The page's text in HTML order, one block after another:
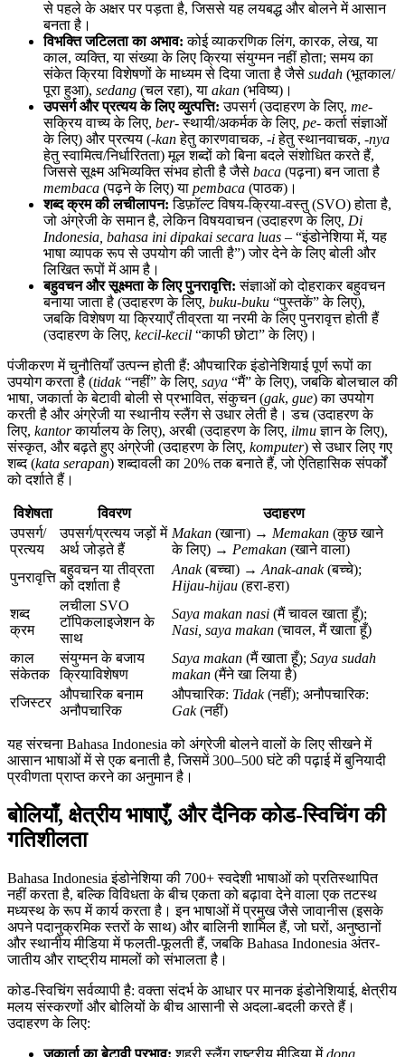
से पहले के अक्षर पर पड़ता है, जिससे यह लयबद्ध और बोलने में आसान
बनता है।
विभक्ति जटिलता का अभाव: कोई व्याकरणिक लिंग, कारक, लेख, या
काल, व्यक्ति, या संख्या के लिए क्रिया संयुग्मन नहीं होता; समय का
संकेत क्रिया विशेषणों के माध्यम से दिया जाता है जैसे sudah (भूतकाल/
पूरा हुआ), sedang (चल रहा), या akan (भविष्य)।
उपसर्ग और प्रत्यय के लिए व्युत्पत्ति: उपसर्ग (उदाहरण के लिए, me-
सक्रिय वाच्य के लिए, ber-स्थायी/अकर्मक के लिए, pe-कर्ता संज्ञाओं
के लिए) और प्रत्यय (-kanहेतु कारणवाचक, -iहेतु स्थानवाचक, -nya
हेतु स्वामित्व/निर्धारितता) मूल शब्दों को बिना बदले संशोधित करते हैं,
जिससे सूक्ष्म अभिव्यक्ति संभव होती है जैसे baca (पढ़ना) बन जाता है
membaca (पढ़ने के लिए) या pembaca (पाठक)।
शब्द क्रम की लचीलापन: डिफ़ॉल्ट विषय-क्रिया-वस्तु (SVO) होता है,
जो अंग्रेजी के समान है, लेकिन विषयवाचन (उदाहरण के लिए, Di
Indonesia, bahasa ini dipakai secara luas – “इंडोनेशिया में, यह
भाषा व्यापक रूप से उपयोग की जाती है”) जोर देने के लिए बोली और
लिखित रूपों में आम है।
बहुवचन और सूक्ष्मता के लिए पुनरावृत्ति: संज्ञाओं को दोहराकर बहुवचन
बनाया जाता है (उदाहरण के लिए, buku-buku “पुस्तकें” के लिए),
जबकि विशेषण या क्रियाएँ तीव्रता या नरमी के लिए पुनरावृत्त होती हैं
(उदाहरण के लिए, kecil-kecil “काफी छोटा” के लिए)।
पंजीकरण में चुनौतियाँ उत्पन्न होती हैं: औपचारिक इंडोनेशियाई पूर्ण रूपों का
उपयोग करता है (tidak“नहीं” के लिए, saya “मैं” के लिए), जबकि बोलचाल की
भाषा, जकार्ता के बेटावी बोली से प्रभावित, संकुचन (gak, gue) का उपयोग
करती है और अंग्रेजी या स्थानीय स्लैंग से उधार लेती है। डच (उदाहरण के
लिए, kantorकार्यालय के लिए), अरबी (उदाहरण के लिए, ilmuज्ञान के लिए),
संस्कृत, और बढ़ते हुए अंग्रेजी (उदाहरण के लिए, komputer) से उधार लिए गए
शब्द (kata serapan) शब्दावली का 20% तक बनाते हैं, जो ऐतिहासिक संपर्कों
को दर्शाते हैं।
विशेषता विवरण
उदाहरण
उपसर्ग/
प्रत्यय
उपसर्ग/प्रत्यय जड़ों में
अर्थ जोड़ते हैं
Makan (खाना) → Memakan (कुछ खाने
के लिए) → Pemakan (खाने वाला)
पुनरावृत्ति
बहुवचन या तीव्रता
को दर्शाता है
Anak(बच्चा) → Anak-anak(बच्चे);
Hijau-hijau (हरा-हरा)
शब्द
क्रम
लचीला SVO
टॉपिकलाइजेशन के
साथ
Saya makan nasi (मैं चावल खाता हूँ);
Nasi, saya makan (चावल, मैं खाता हूँ)
काल
संकेतक
संयुग्मन के बजाय
क्रियाविशेषण
Saya makan (मैं खाता हूँ); Saya sudah
makan (मैंने खा लिया है)
रजिस्टर
औपचारिक बनाम
अनौपचारिक
औपचारिक: Tidak(नहीं); अनौपचारिक:
Gak(नहीं)
यह संरचना Bahasa Indonesia को अंग्रेजी बोलने वालों के लिए सीखने में
आसान भाषाओं में से एक बनाती है, जिसमें 300–500 घंटे की पढ़ाई में बुनियादी
प्रवीणता प्राप्त करने का अनुमान है।
बोलियाँ, क्षेत्रीय भाषाएँ, और दैनिक कोड-स्विचिंग की
गतिशीलता
Bahasa Indonesia इंडोनेशिया की 700+ स्वदेशी भाषाओं को प्रतिस्थापित
नहीं करता है, बल्कि विविधता के बीच एकता को बढ़ावा देने वाला एक तटस्थ
मध्यस्थ के रूप में कार्य करता है। इन भाषाओं में प्रमुख जैसे जावानीस (इसके
अपने पदानुक्रमिक स्तरों के साथ) और बालिनी शामिल हैं, जो घरों, अनुष्ठानों
और स्थानीय मीडिया में फलती-फूलती हैं, जबकि Bahasa Indonesia अंतर-
जातीय और राष्ट्रीय मामलों को संभालता है।
कोड-स्विचिंग सर्वव्यापी है: वक्ता संदर्भ के आधार पर मानक इंडोनेशियाई, क्षेत्रीय
मलय संस्करणों और बोलियों के बीच आसानी से अदला-बदली करते हैं।
उदाहरण के लिए:
जकार्ता का बेटावी प्रभाव: शहरी स्लैंग राष्ट्रीय मीडिया मेंdong